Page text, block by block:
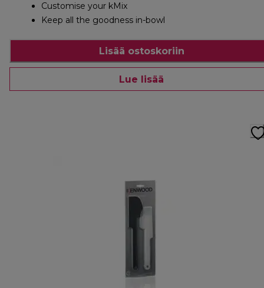
Customise your kMix
Keep all the goodness in-bowl
Lisää ostoskoriin
Lue lisää